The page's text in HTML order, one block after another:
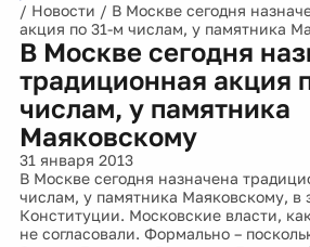
/ Новости / В Москве сегодня
акция по 31-м числам, у памятника
В Москве сегодня
традиционная акция
числам, у памятника
Маяковскому
31 января 2013
В Москве сегодня назначена
числам, у памятника Маяковскому, в
Конституции. Московские власти,
не согласовали. Формально –